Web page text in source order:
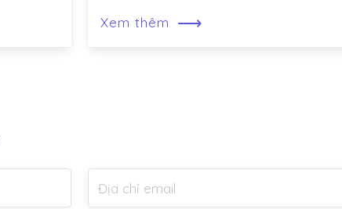
Xem thêm ⟶